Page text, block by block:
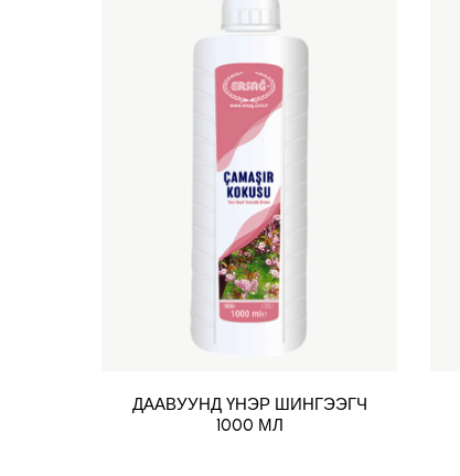
ДААВУУНД ҮНЭР ШИНГЭЭГЧ
1000 МЛ